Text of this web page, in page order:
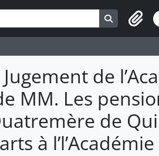
Search in
de
MM. Les
de
à